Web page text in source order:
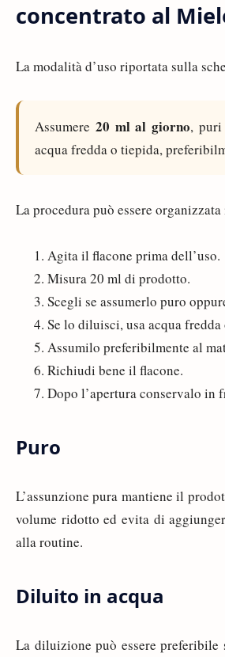
concentrato al
La modalità d’uso riportata sulla
Assumere 20 ml al giorno,
acqua fredda o tiepida,
La procedura può essere
Agita il flacone prima dell’uso.
Misura 20 ml di prodotto.
Scegli se assumerlo puro
Se lo diluisci, usa acqua
Assumilo preferibilmente al
Richiudi bene il flacone.
Dopo l’apertura conservalo in
Puro
L’assunzione pura mantiene il
volume ridotto ed evita di
alla routine.
Diluito in acqua
La diluizione può essere preferibile